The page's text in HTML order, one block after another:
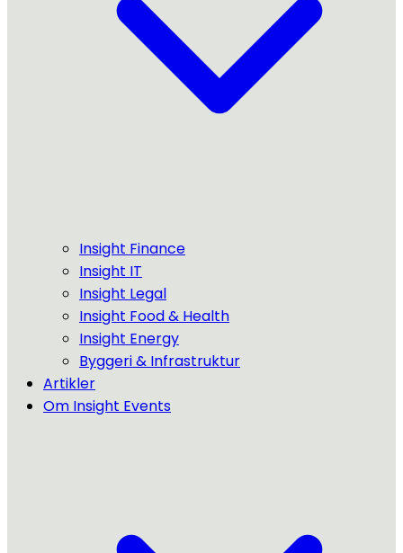
Insight Finance
Insight IT
Insight Legal
Insight Food & Health
Insight Energy
Byggeri & Infrastruktur
Artikler
Om Insight Events